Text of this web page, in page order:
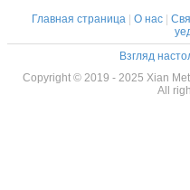
Главная страница| О нас|
Взгляд
Copyright © 2019 - 2025 Xian
All